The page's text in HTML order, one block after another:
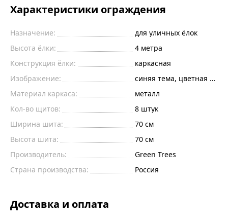
Характеристики ограждения
Назначение:
для уличных ёлок
Высота ёлки:
4 метра
Конструкция ёлки:
каркасная
Изображение:
синяя тема, цветная
Материал каркаса:
металл
Кол-во щитов:
8 штук
Ширина шита:
70 см
Высота шита:
70 см
Производитель:
Green Trees
Страна производства:
Россия
Доставка и оплата